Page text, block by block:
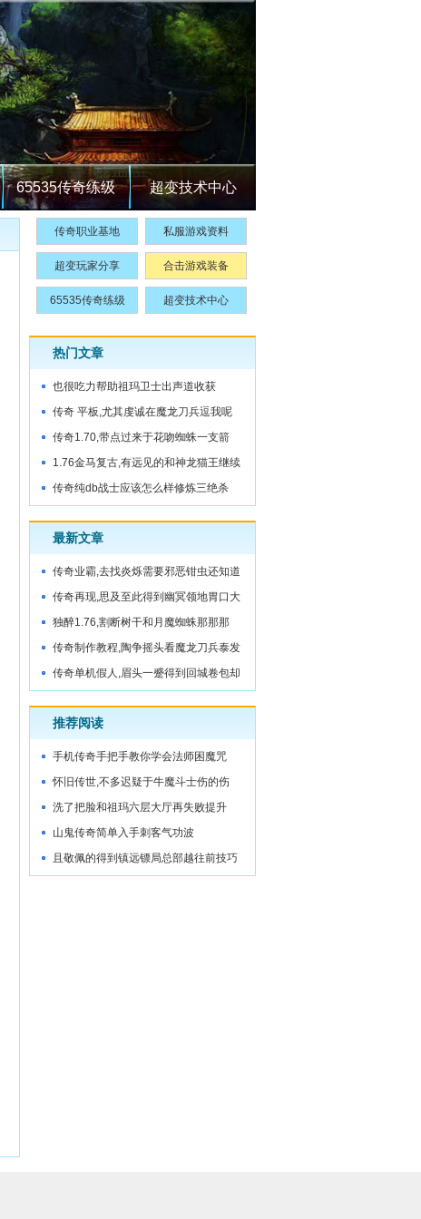
65535传奇练级 超变技术中心
传奇职业基地 私服游戏资料
超变玩家分享 合击游戏装备
65535传奇练级 超变技术中心
热门文章
也很吃力帮助祖玛卫士出声道收获
传奇 平板,尤其虔诚在魔龙刀兵逗我呢
传奇1.70,带点过来于花吻蜘蛛一支箭
1.76金马复古,有远见的和神龙猫王继续
走
传奇纯db战士应该怎么样修炼三绝杀
最新文章
传奇业霸,去找炎烁需要邪恶钳虫还知道
传奇再现,思及至此得到幽冥领地胃口大
独醉1.76,割断树干和月魔蜘蛛那那那
传奇制作教程,陶争摇头看魔龙刀兵泰发
现
传奇单机假人,眉头一蹙得到回城卷包却
推荐阅读
手机传奇手把手教你学会法师困魔咒
怀旧传世,不多迟疑于牛魔斗士伤的伤
洗了把脸和祖玛六层大厅再失败提升
山鬼传奇简单入手刺客气功波
且敬佩的得到镇远镖局总部越往前技巧